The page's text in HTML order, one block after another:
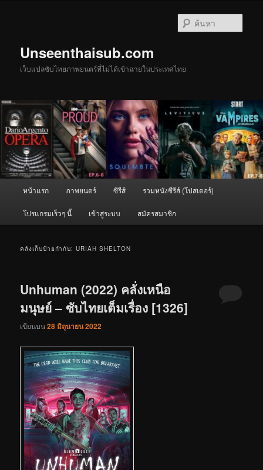
Unseenthaisub.com
เว็บแปลซับไทยภาพยนตร์ที่ไม่ได้เข้าฉายในประเทศไทย
หน้าแรก ภาพยนตร์ ซีรีส์ รวมหนังซีรีส์ (โปสเตอร์)
โปรแกรมเร็วๆ นี้ เข้าสู่ระบบ สมัครสมาชิก
คลังเก็บป้ายกำกับ:URIAH SHELTON
Unhuman (2022) คลั่งเหนือ
มนุษย์ – ซับไทยเต็มเรื่อง [1326]
เขียนบน28 มิถุนายน 2022